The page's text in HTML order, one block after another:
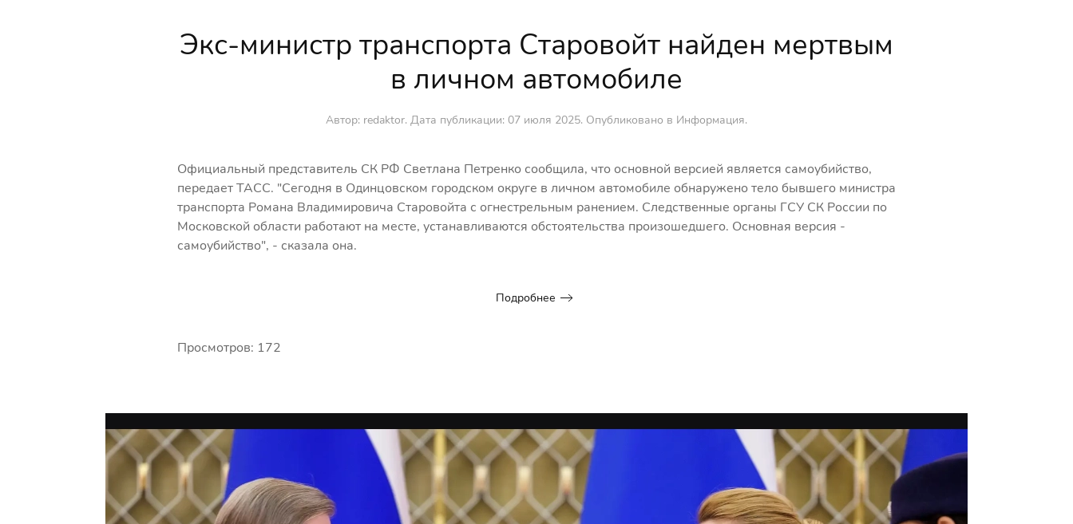
Экс-министр транспорта Старовойт найден мертвым
в личном автомобиле
Автор: redaktor. Дата публикации: 07 июля 2025. Опубликовано в Информация.
Официальный представитель СК РФ Светлана Петренко сообщила, что основной версией является самоубийство,
передает ТАСС. "Сегодня в Одинцовском городском округе в личном автомобиле обнаружено тело бывшего министра
транспорта Романа Владимировича Старовойта с огнестрельным ранением. Следственные органы ГСУ СК России по
Московской области работают на месте, устанавливаются обстоятельства произошедшего. Основная версия -
самоубийство", - сказала она.
Подробнее
Просмотров: 172